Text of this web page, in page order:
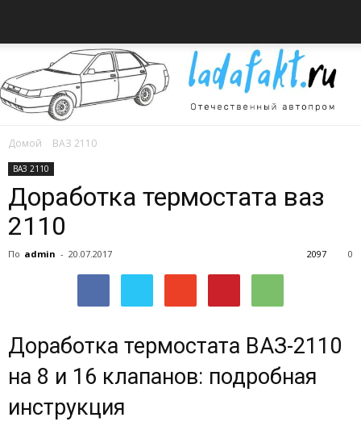
автомобилях
Лада
Домой ВАЗ 2110
ВАЗ 2110
Доработка термостата ваз
2110
По admin - 20.07.2017 0
2097
Доработка термостата ВАЗ-2110
на 8 и 16 клапанов: подробная
инструкция